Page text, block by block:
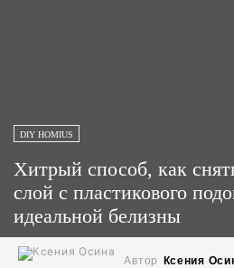
DIY HOMIUS
Хитрый способ, как
слой с пластикового
идеальной белизны
Автор Ксения